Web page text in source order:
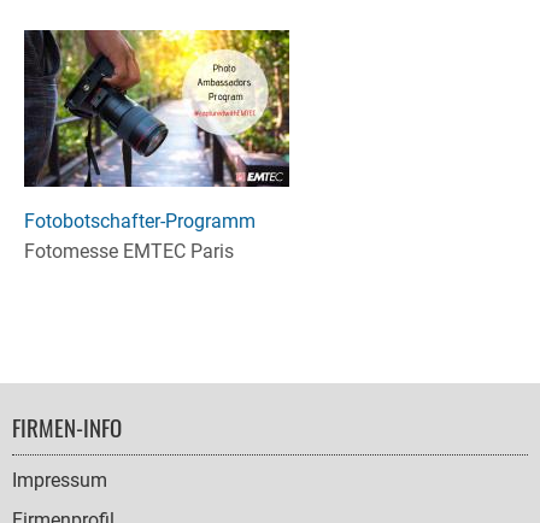
Fotobotschafter-Programm
Fotomesse EMTEC Paris
FOOTER
NAVIGATION
FIRMEN-INFO
Impressum